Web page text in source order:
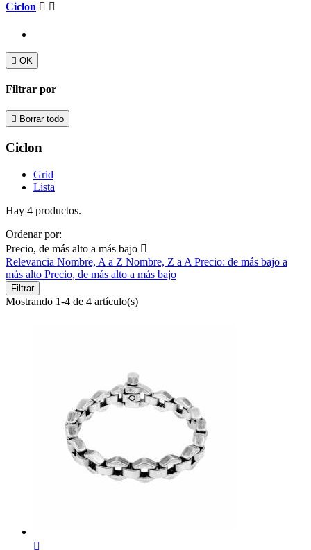
Ciclon  
 OK
Filtrar por
 Borrar todo
Ciclon
Grid
Lista
Hay 4 productos.
Ordenar por:
Precio, de más alto a más bajo 
Relevancia Nombre, A a Z Nombre, Z a A Precio: de más bajo a
más alto Precio, de más alto a más bajo
Filtrar
Mostrando 1-4 de 4 artículo(s)
